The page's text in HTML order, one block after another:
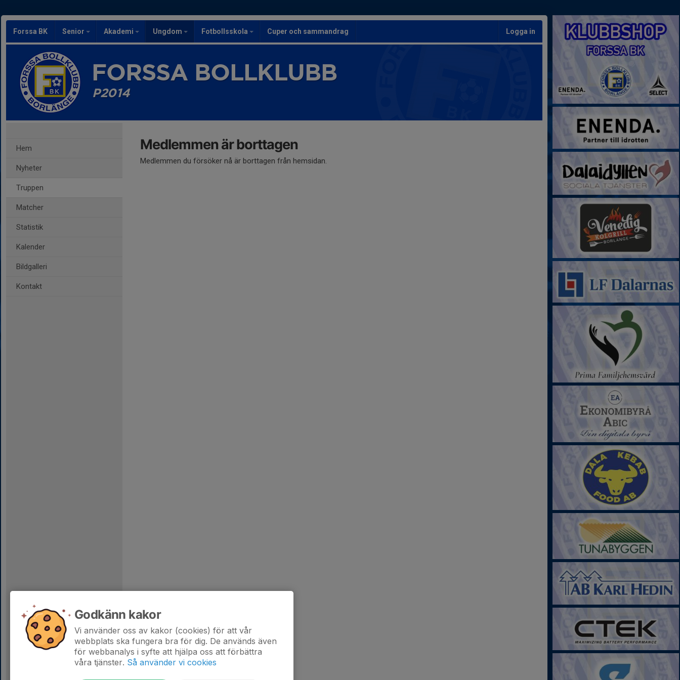
Forssa BK Senior Akademi Ungdom Fotbollsskola Cuper och sammandrag Logga in
FORSSA BOLLKLUBB
P2014
Hem
Nyheter
Truppen
Matcher
Statistik
Kalender
Bildgalleri
Kontakt
Medlemmen är borttagen
Medlemmen du försöker nå är borttagen från hemsidan.
Godkänn kakor
Vi använder oss av kakor (cookies) för att vår
webbplats ska fungera bra för dig. De används även
för webbanalys i syfte att hjälpa oss att förbättra
våra tjänster. Så använder vi cookies